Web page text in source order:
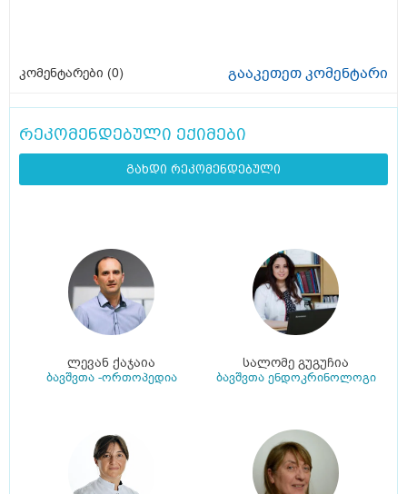
კომენტარები (0) გააკეთეთ კომენტარი
რეკომენდებული ექიმები
გახდი რეკომენდებული
ლევან ქაჯაია
ბავშვთა -ორთოპედია
სალომე გუგუჩია
ბავშვთა ენდოკრინოლოგი